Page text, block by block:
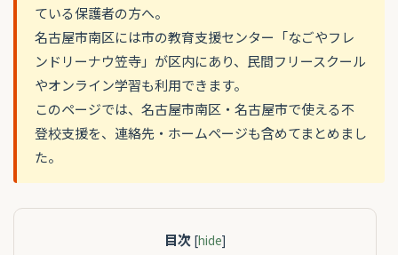
ている保護者の方へ。
名古屋市南区には市の教育支援センター「なごやフレ
ンドリーナウ笠寺」が区内にあり、民間フリースクール
やオンライン学習も利用できます。
このページでは、名古屋市南区・名古屋市で使える不
登校支援を、連絡先・ホームページも含めてまとめまし
た。
目次 [hide]